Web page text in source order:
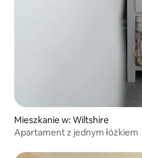
Mieszkanie w: Wiltshire
Apartament z jednym łóżkiem